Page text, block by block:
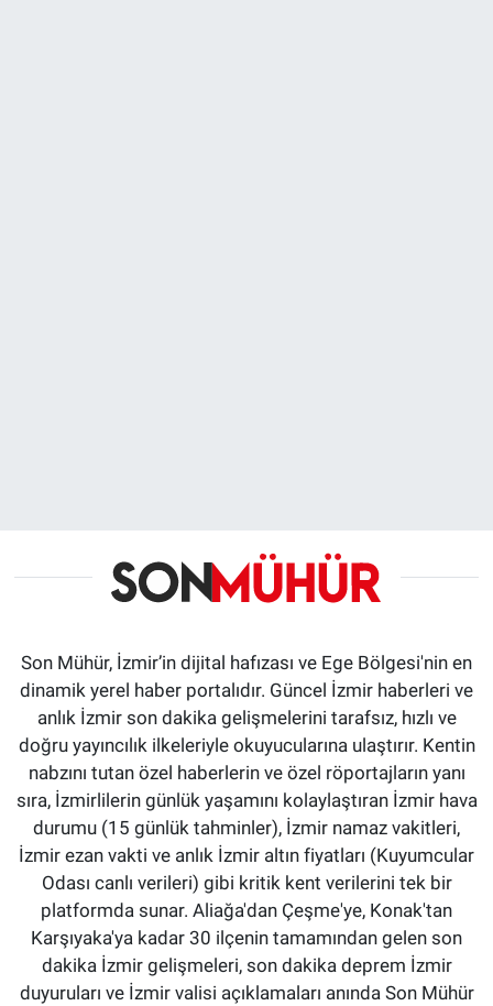
Son Mühür, İzmir’in dijital hafızası ve Ege Bölgesi'nin en
dinamik yerel haber portalıdır. Güncel İzmir haberleri ve
anlık İzmir son dakika gelişmelerini tarafsız, hızlı ve
doğru yayıncılık ilkeleriyle okuyucularına ulaştırır. Kentin
nabzını tutan özel haberlerin ve özel röportajların yanı
sıra, İzmirlilerin günlük yaşamını kolaylaştıran İzmir hava
durumu (15 günlük tahminler), İzmir namaz vakitleri,
İzmir ezan vakti ve anlık İzmir altın fiyatları (Kuyumcular
Odası canlı verileri) gibi kritik kent verilerini tek bir
platformda sunar. Aliağa'dan Çeşme'ye, Konak'tan
Karşıyaka'ya kadar 30 ilçenin tamamından gelen son
dakika İzmir gelişmeleri, son dakika deprem İzmir
duyuruları ve İzmir valisi açıklamaları anında Son Mühür